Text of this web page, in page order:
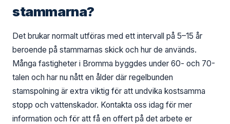
stammarna?
Det brukar normalt utföras med ett intervall på 5–15 år
beroende på stammarnas skick och hur de används.
Många fastigheter i Bromma byggdes under 60- och 70-
talen och har nu nått en ålder där regelbunden
stamspolning är extra viktig för att undvika kostsamma
stopp och vattenskador. Kontakta oss idag för mer
information och för att få en offert på det arbete er